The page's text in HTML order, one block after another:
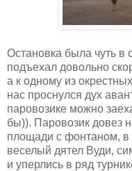
Остановка была чуть в
подъехал довольно
а к одному из
нас проснулся дух
паровозике можно
бы)). Паровозик довез
площади с фонтаном, в
веселый дятел Вуди,
и уперлись в ряд